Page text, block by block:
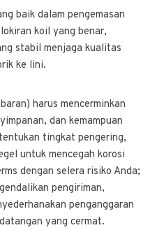
baik dalam pengemasan
koil yang benar,
stabil menjaga kualitas
ke lini.
harus mencerminkan
dan kemampuan
tingkat pengering,
untuk mencegah korosi
dengan selera risiko Anda;
pengiriman,
penganggaran
yang cermat.